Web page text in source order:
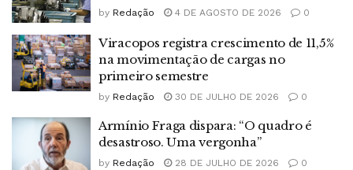
by Redação 4 DE AGOSTO DE 2026 0
Viracopos registra crescimento de 11,5%
na movimentação de cargas no
primeiro semestre
by Redação 30 DE JULHO DE 2026 0
Armínio Fraga dispara: “O quadro é
desastroso. Uma vergonha”
by Redação 28 DE JULHO DE 2026 0